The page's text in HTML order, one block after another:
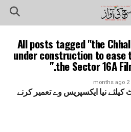
All posts tagged "the
under construction to
the Sector 16A
2 months ago
کیلئے نیا ایکسپریس وے تعمیر کرنے